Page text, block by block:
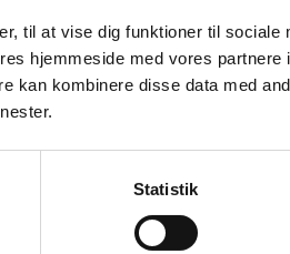
til at vise dig funktioner til sociale
hjemmeside med vores partnere
kan kombinere disse data med
Statistik
Tilgå